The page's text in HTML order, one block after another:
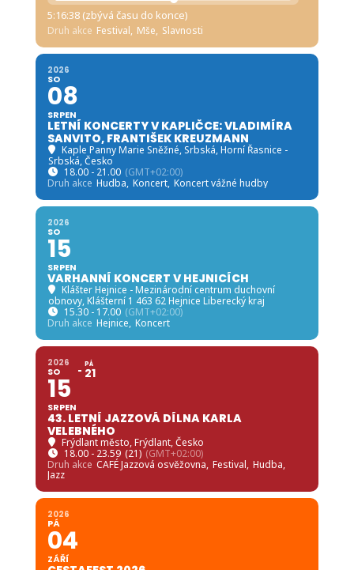
5:16:36 (zbývá času do konce)
Druh akce Festival, Mše, Slavnosti
2026
SO
08
SRPEN
LETNÍ KONCERTY V KAPLIČCE: VLADIMÍRA
SANVITO, FRANTIŠEK KREUZMANN
Kaple Panny Marie Sněžné, Srbská, Horní Řasnice -
Srbská, Česko
18.00 - 21.00 (GMT+02:00)
Druh akce Hudba, Koncert, Koncert vážné hudby
2026
SO
15
SRPEN
VARHANNÍ KONCERT V HEJNICÍCH
Klášter Hejnice - Mezinárodní centrum duchovní
obnovy, Klášterní 1 463 62 Hejnice Liberecký kraj
15.30 - 17.00 (GMT+02:00)
Druh akce Hejnice, Koncert
2026
SO
15
SRPEN
PÁ
21
43. LETNÍ JAZZOVÁ DÍLNA KARLA
VELEBNÉHO
Frýdlant město, Frýdlant, Česko
18.00 - 23.59 (21) (GMT+02:00)
Druh akce CAFÉ Jazzová osvěžovna, Festival, Hudba,
Jazz
2026
PÁ
04
ZÁŘÍ